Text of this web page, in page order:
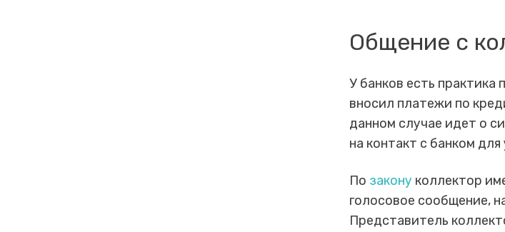
Общение с
У банков есть
вносил платежи по
данном случае идет о
на контакт с банком
По закону коллектор
голосовое сообщение,
Представитель